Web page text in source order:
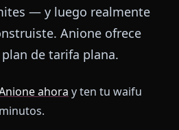
— y luego realmente
Anione ofrece
de tarifa plana.
ahora y ten tu waifu